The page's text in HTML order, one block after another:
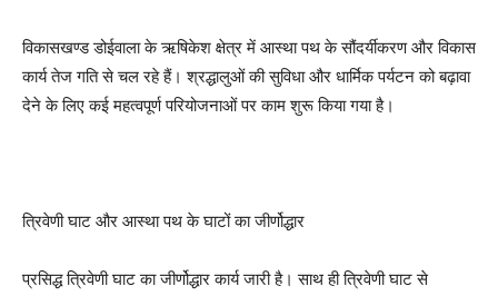
विकासखण्ड डोईवाला के ऋषिकेश क्षेत्र में आस्था पथ के सौंदर्यीकरण और विकास
कार्य तेज गति से चल रहे हैं। श्रद्धालुओं की सुविधा और धार्मिक पर्यटन को बढ़ावा
देने के लिए कई महत्वपूर्ण परियोजनाओं पर काम शुरू किया गया है।
त्रिवेणी घाट और आस्था पथ के घाटों का जीर्णोद्धार
प्रसिद्ध त्रिवेणी घाट का जीर्णोद्धार कार्य जारी है। साथ ही त्रिवेणी घाट से